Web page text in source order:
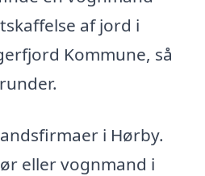
af jord i
Kommune, så
i Hørby.
eller vognmand i